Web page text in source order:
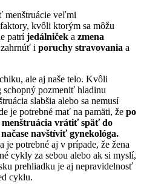
menštruácie veľmi
kvôli ktorým sa môžu
patríjedálniček a zmena
i poruchy stravovania a
ale aj naše telo. Kvôli
schopný pozmeniť hladinu
slabšia alebo sa nemusí
je potrebné mať na pamäti, že po
menštruácia vrátiť späť do
navštíviť gynekológa.
potrebné aj v prípade, že žena
cykly za sebou alebo ak si myslí,
prehliadku je aj nepravidelnosť
cyklu.